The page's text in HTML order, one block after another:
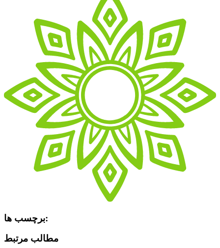
برچسب ها:
مطالب مرتبط